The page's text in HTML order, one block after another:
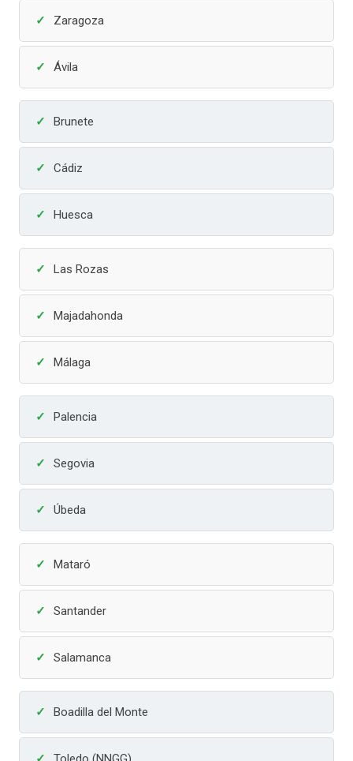
Zaragoza
Ávila
Brunete
Cádiz
Huesca
Las Rozas
Majadahonda
Málaga
Palencia
Segovia
Úbeda
Mataró
Santander
Salamanca
Boadilla del Monte